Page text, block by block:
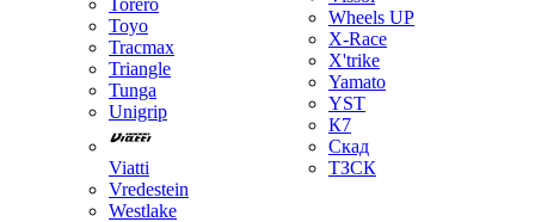
Torero
Toyo
Tracmax
Triangle
Tunga
Unigrip
Viatti
Vredestein
Westlake
Wheels UP
X-Race
X'trike
Yamato
YST
К7
Скад
ТЗСК